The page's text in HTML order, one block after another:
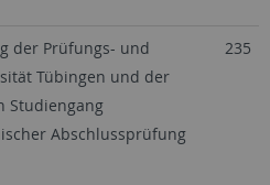
der Prüfungs- und
Tübingen und der
Studiengang
Abschlussprüfung
235